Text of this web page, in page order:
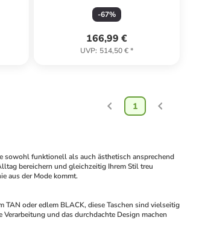
-67%
166,99 €
UVP: 514,50 €*
1
sowohl funktionell als auch ästhetisch ansprechend
bereichern und gleichzeitig Ihrem Stil treu
aus der Mode kommt.
oder edlem BLACK, diese Taschen sind vielseitig
und das durchdachte Design machen